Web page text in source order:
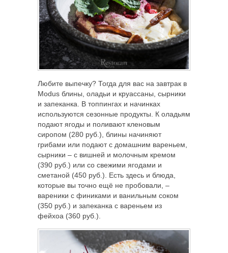
Любите выпечку? Тогда для вас на завтрак в
Modus блины, оладьи и круассаны, сырники
и запеканка. В топпингах и начинках
используются сезонные продукты. К оладьям
подают ягоды и поливают кленовым
сиропом (280 руб.), блины начиняют
грибами или подают с домашним вареньем,
сырники – с вишней и молочным кремом
(390 руб.) или со свежими ягодами и
сметаной (450 руб.). Есть здесь и блюда,
которые вы точно ещё не пробовали, –
вареники с финиками и ванильным соком
(350 руб.) и запеканка с вареньем из
фейхоа (360 руб.).